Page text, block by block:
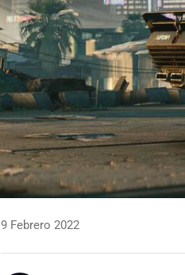
9 Febrero 2022